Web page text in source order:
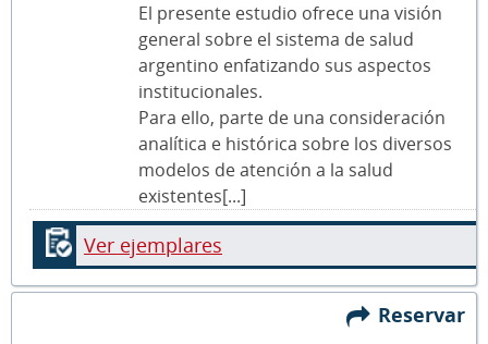
El presente estudio ofrece una visión
general sobre el sistema de salud
argentino enfatizando sus aspectos
institucionales.
Para ello, parte de una consideración
analítica e histórica sobre los diversos
modelos de atención a la salud
existentes[...]
Ver ejemplares
Reservar